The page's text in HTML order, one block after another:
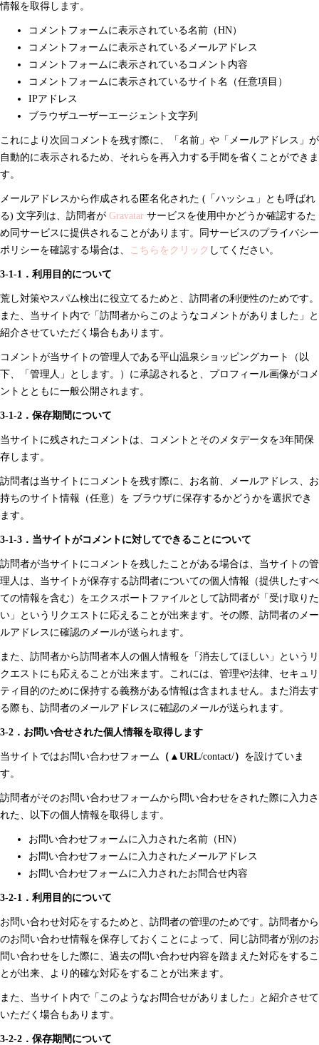
情報を取得します。
コメントフォームに表示されている名前（HN）
コメントフォームに表示されているメールアドレス
コメントフォームに表示されているコメント内容
コメントフォームに表示されているサイト名（任意項目）
IPアドレス
ブラウザユーザーエージェント文字列
これにより次回コメントを残す際に、「名前」や「メールアドレス」が
自動的に表示されるため、それらを再入力する手間を省くことができま
す。
メールアドレスから作成される匿名化された (「ハッシュ」とも呼ばれ
る) 文字列は、訪問者が Gravatar サービスを使用中かどうか確認するた
め同サービスに提供されることがあります。同サービスのプライバシー
ポリシーを確認する場合は、
こちらをクリック してください。
3-1-1．利用目的について
荒し対策やスパム検出に役立てるためと、訪問者の利便性のためです。
また、当サイト内で「訪問者からこのようなコメントがありました」と
紹介させていただく場合もあります。
コメントが当サイトの管理人である平山温泉ショッピングカート（以
下、「管理人」とします。）に承認されると、プロフィール画像がコメ
ントとともに一般公開されます。
3-1-2．保存期間について
当サイトに残されたコメントは、コメントとそのメタデータを3年間保
存します。
訪問者は当サイトにコメントを残す際に、お名前、メールアドレス、お
持ちのサイト情報（任意）を ブラウザに保存するかどうかを選択でき
ます。
3-1-3．当サイトがコメントに対してできることについて
訪問者が当サイトにコメントを残したことがある場合は、当サイトの管
理人は、当サイトが保存する訪問者についての個人情報（提供したすべ
ての情報を含む）をエクスポートファイルとして訪問者が「受け取りた
い」というリクエストに応えることが出来ます。その際、訪問者のメー
ルアドレスに確認のメールが送られます。
また、訪問者から訪問者本人の個人情報を「消去してほしい」というリ
クエストにも応えることが出来ます。これには、管理や法律、セキュリ
ティ目的のために保持する義務がある情報は含まれません。また消去す
る際も、訪問者のメールアドレスに確認のメールが送られます。
3-2．お問い合せされた個人情報を取得します
当サイトではお問い合わせフォーム （▲ URL/contact/） を設けていま
す。
訪問者がそのお問い合わせフォームから問い合わせをされた際に入力さ
れた、以下の個人情報を取得します。
お問い合わせフォームに入力された名前（HN）
お問い合わせフォームに入力されたメールアドレス
お問い合わせフォームに入力されたお問合せ内容
3-2-1．利用目的について
お問い合わせ対応をするためと、訪問者の管理のためです。訪問者から
のお問い合わせ情報を保存しておくことによって、同じ訪問者が別のお
問い合わせをした際に、過去の問い合わせ内容を踏まえた対応をするこ
とが出来、より的確な対応をすることが出来ます。
また、当サイト内で「このようなお問合せがありました」と紹介させて
いただく場合もあります。
3-2-2．保存期間について